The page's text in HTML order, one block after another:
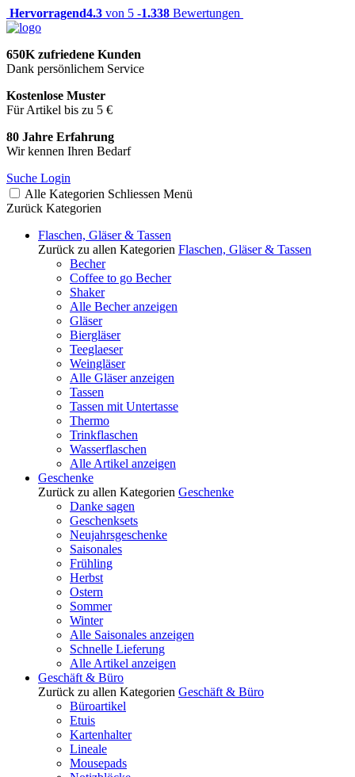
Hervorragend4.3 von 5 -1.338 Bewertungen
650K zufriedene Kunden
Dank persönlichem Service
Kostenlose Muster
Für Artikel bis zu 5 €
80 Jahre Erfahrung
Wir kennen Ihren Bedarf
Suche Login
Alle Kategorien Schliessen Menü
Zurück Kategorien
Flaschen, Gläser & Tassen
Zurück zu allen Kategorien Flaschen, Gläser & Tassen
Becher
Coffee to go Becher
Shaker
Alle Becher anzeigen
Gläser
Biergläser
Teeglaeser
Weingläser
Alle Gläser anzeigen
Tassen
Tassen mit Untertasse
Thermo
Trinkflaschen
Wasserflaschen
Alle Artikel anzeigen
Geschenke
Zurück zu allen Kategorien Geschenke
Danke sagen
Geschenksets
Neujahrsgeschenke
Saisonales
Frühling
Herbst
Ostern
Sommer
Winter
Alle Saisonales anzeigen
Schnelle Lieferung
Alle Artikel anzeigen
Geschäft & Büro
Zurück zu allen Kategorien Geschäft & Büro
Büroartikel
Etuis
Kartenhalter
Lineale
Mousepads